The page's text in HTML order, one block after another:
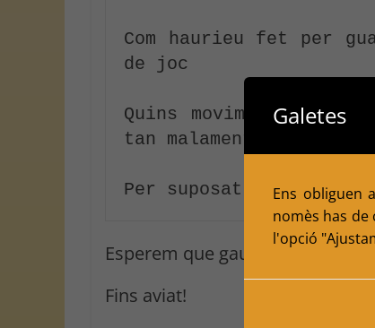
Com haurieu fet per
de joc
Quins movimments
tan malament?
Per suposat com a
Esperem que gaudiu molt! I
Fins aviat!
Galetes
Ens obliguen
nomès has
l'opció